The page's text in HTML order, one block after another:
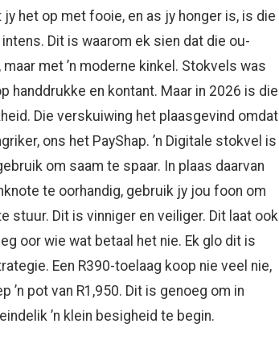
het op met fooie, en as jy honger is, is die
Dit is waarom ek sien dat die ou-
met ’n moderne kinkel. Stokvels was
handdrukke en kontant. Maar in 2026 is die
Die verskuiwing het plaasgevind omdat
ons het PayShap. ’n Digitale stokvel is
om saam te spaar. In plaas daarvan
te oorhandig, gebruik jy jou foon om
stuur. Dit is vinniger en veiliger. Dit laat ook
oor wie wat betaal het nie. Ek glo dit is
Een R390-toelaag koop nie veel nie,
pot van R1,950. Dit is genoeg om in
’n klein besigheid te begin.